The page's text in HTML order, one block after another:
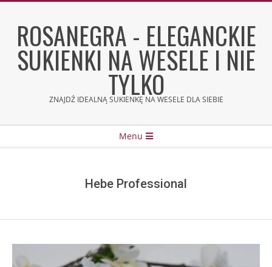
contentROSANEGRA - ELEGANCKIE
SUKIENKI NA WESELE I NIE
TYLKO
ZNAJDŹ IDEALNĄ SUKIENKĘ NA WESELE DLA SIEBIE
Menu
Hebe Professional